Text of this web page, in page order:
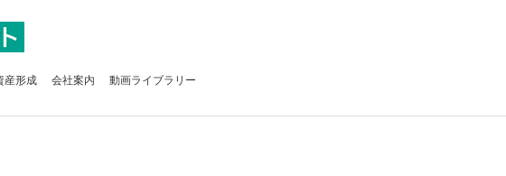
産形成 会社案内 動画ライブラリー